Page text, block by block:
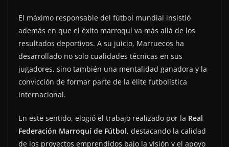
El máximo responsable del fútbol mundial insistió
además en que el éxito marroquí va más allá de los
resultados deportivos. A su juicio, Marruecos ha
desarrollado no solo cualidades técnicas en sus
jugadores, sino también una mentalidad ganadora y la
convicción de formar parte de la élite futbolística
internacional.
En este sentido, elogió el trabajo realizado por la Real
Federación Marroquí de Fútbol, destacando la calidad
de los proyectos emprendidos bajo la visión y el apoyo